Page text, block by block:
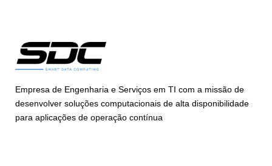
Empresa de Engenharia e Serviços em TI com a missão de
desenvolver soluções computacionais de alta disponibilidade
para aplicações de operação contínua